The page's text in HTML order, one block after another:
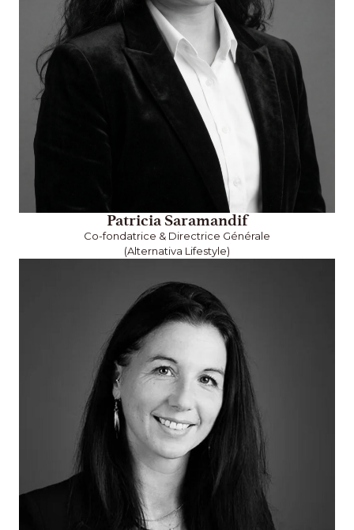
Patricia Saramandif
Co-fondatrice & Directrice Générale
(Alternativa Lifestyle)